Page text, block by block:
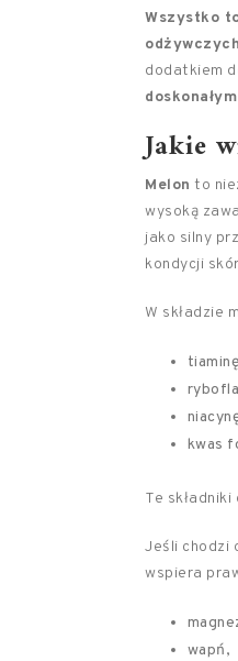
Wszystko
dodatkiem
Jakie
Melon to
wysoką
jako silny
kondycji
W składzie
kwas
Te
Jeśli chodzi
wspiera
wapń,